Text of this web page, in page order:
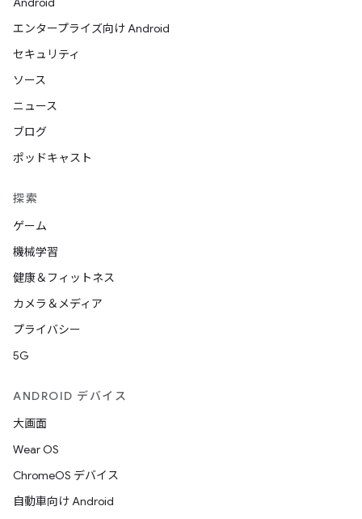
エンタープライズ向け Android
セキュリティ
ソース
ニュース
ブログ
ポッドキャスト
探索
ゲーム
機械学習
健康＆フィットネス
カメラ＆メディア
プライバシー
5G
ANDROID デバイス
大画面
Wear OS
ChromeOS デバイス
自動車向け Android